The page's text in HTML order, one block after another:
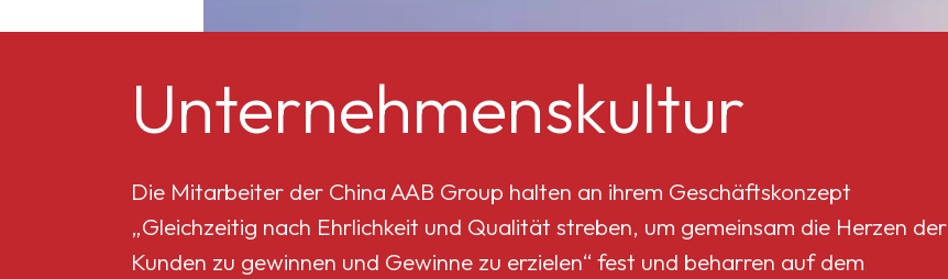
Pigment Gelb 119 Weit
und -beschichtungen, Tinte,
Kunststoff,
Fluorkohlenwasserstoffbeschichtungen,
Beschichtungen, Keramik,
Gras, Künstlerfarben und so
weiter.
Mikro-Titandioxid MT-
Celluloseacetatbutyrat
551-0,01
Unternehmenskultur
Die Mitarbeiter der China AAB Group halten an ihrem Geschäftskonzept
„Gleichzeitig nach Ehrlichkeit und Qualität streben, um gemeinsam die Herzen der
Kunden zu gewinnen und Gewinne zu erzielen“ fest und beharren auf dem